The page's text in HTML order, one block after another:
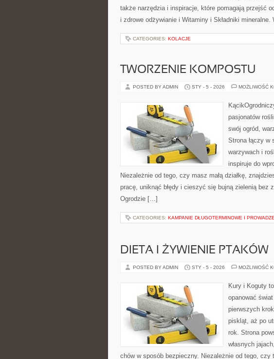
także narzędzia i inspiracje, które pomagają przejść
i zdrowe odżywianie i Witaminy i Składniki
CATEGORIES: KOLACJE
TWORZENIE KOMPOSTU
POSTED BY ADMIN STY - 5 - 2026 MOŻLIWOŚĆ
pasjonatów
swój ogród,
Strona łączy w
warzywach i
inspiruje do
Niezależnie od tego, czy masz małą działkę,
pracę, uniknąć błędy i cieszyć się bujną zielenią bez
Ogrodzie […]
CATEGORIES: KAMPANIE DŁUGOTERMINOWE I
DIETA I ŻYWIENIE PTAKÓW
POSTED BY ADMIN STY - 5 - 2026 MOŻLIWOŚĆ
Kury i Koguty
opanować
pierwszych
piskląt, aż po
rok. Strona
własnych
chów w sposób bezpieczny. Niezależnie od tego, czy